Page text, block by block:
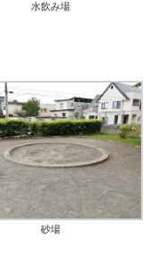
水飲み場
砂場